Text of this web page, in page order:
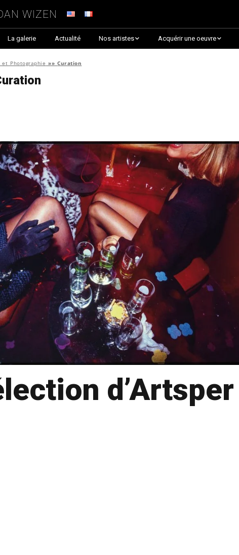
Wizen
La galerie Actualité Nos artistes
Jaroslav
Anna Laza
RANCINAN
Brooke Shaden
Idan Wizen
Deborah Zuanazzi
Acquérir une oeuvre
Presque épuisée !
Commander une oeuvre
sur Artsper
Découvrir toutes les
Photographie »»Curation
d’Artsper